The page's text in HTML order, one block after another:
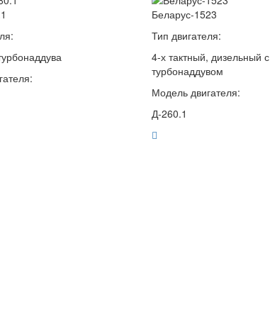
Беларус-1523
Тип двигателя:
4-х тактный, дизельный с
турбонаддувом
Модель двигателя:
Д-260.1